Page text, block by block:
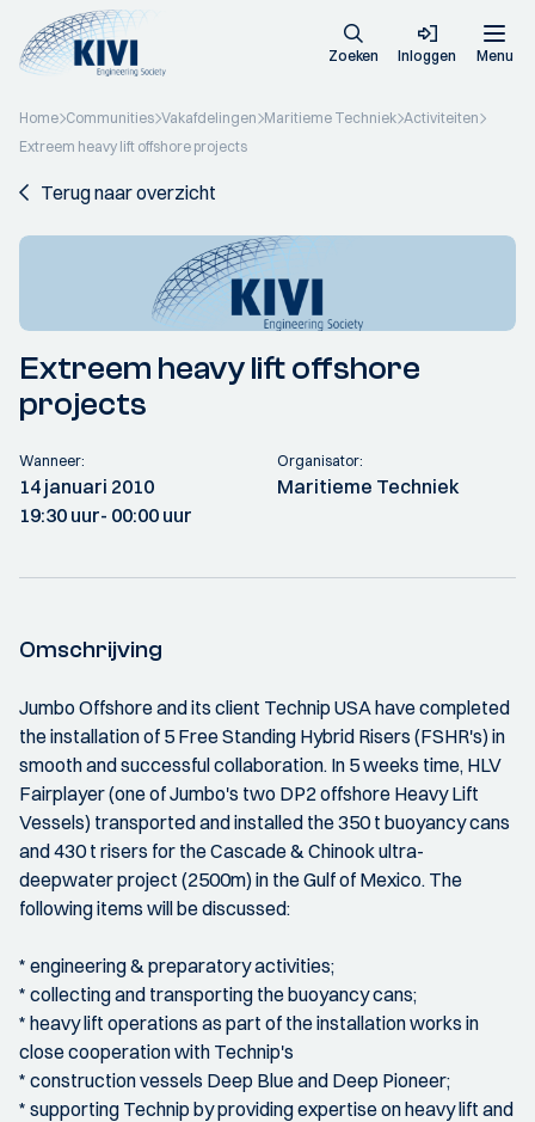
Zoeken Inloggen Menu
Home Communities Vakafdelingen Maritieme Techniek Activiteiten
Extreem heavy lift offshore projects
Terug naar overzicht
Extreem heavy lift offshore
projects
Wanneer:
14 januari 2010
19:30 uur- 00:00 uur
Organisator:
Maritieme Techniek
Omschrijving
Jumbo Offshore and its client Technip USA have completed
the installation of 5 Free Standing Hybrid Risers (FSHR's) in
smooth and successful collaboration. In 5 weeks time, HLV
Fairplayer (one of Jumbo's two DP2 offshore Heavy Lift
Vessels) transported and installed the 350 t buoyancy cans
and 430 t risers for the Cascade & Chinook ultra-
deepwater project (2500m) in the Gulf of Mexico. The
following items will be discussed:
* engineering & preparatory activities;
* collecting and transporting the buoyancy cans;
* heavy lift operations as part of the installation works in
close cooperation with Technip's
* construction vessels Deep Blue and Deep Pioneer;
* supporting Technip by providing expertise on heavy lift and